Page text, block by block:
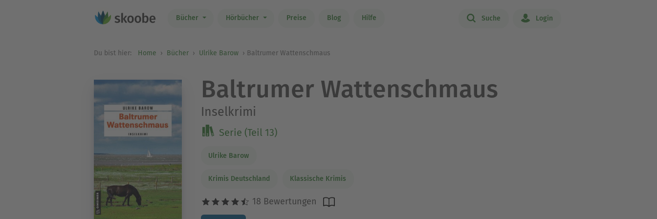
Bücher Hörbücher Preise Blog Hilfe Suche Login
Du bist hier: Home Bücher Ulrike Barow Baltrumer Wattenschmaus
Baltrumer Wattenschmaus
Inselkrimi
Serie (Teil 13)
Ulrike Barow
Krimis Deutschland Klassische Krimis
18 Bewertungen